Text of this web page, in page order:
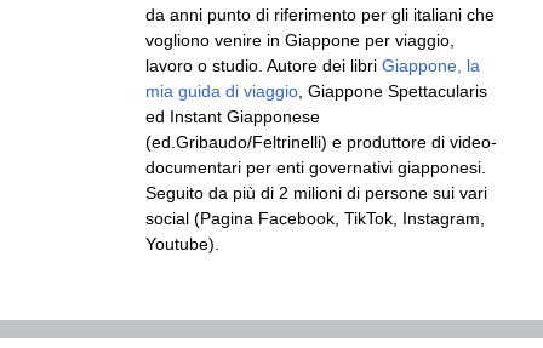
da anni punto di riferimento per gli italiani che
vogliono venire in Giappone per viaggio,
lavoro o studio. Autore dei libri Giappone, la
mia guida di viaggio , Giappone Spettacularis
ed Instant Giapponese
(ed.Gribaudo/Feltrinelli) e produttore di video-
documentari per enti governativi giapponesi.
Seguito da più di 2 milioni di persone sui vari
social (Pagina Facebook, TikTok, Instagram,
Youtube).